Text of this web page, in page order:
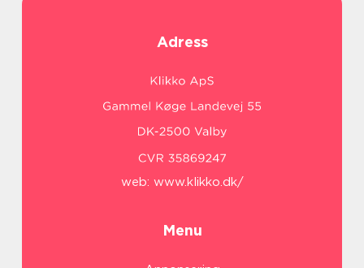
Adress
web: www.klikko.dk/
Menu